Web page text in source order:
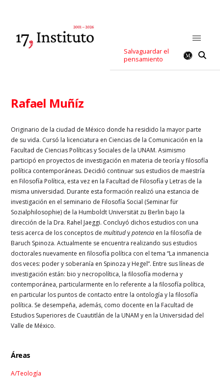
Salvaguardar el
pensamiento
Rafael Muñíz
Originario de la ciudad de México donde ha residido la mayor parte
de su vida. Cursó la licenciatura en Ciencias de la Comunicación en la
Facultad de Ciencias Políticas y Sociales de la UNAM. Asimismo
participó en proyectos de investigación en materia de teoría y filosofía
política contemporáneas. Decidió continuar sus estudios de maestría
en Filosofía Política, esta vez en la Facultad de Filosofía y Letras de la
misma universidad. Durante esta formación realizó una estancia de
investigación en el seminario de Filosofía Social (Seminar für
Sozialphilosophie) de la Humboldt Universität zu Berlin bajo la
dirección de la Dra. Rahel Jaeggi. Concluyó dichos estudios con una
tesis acerca de los conceptos demultitudypotencia en la filosofía de
Baruch Spinoza. Actualmente se encuentra realizando sus estudios
doctorales nuevamente en filosofía política con el tema “La inmanencia
dos veces: poder y soberanía en Spinoza y Hegel”. Entre sus líneas de
investigación están: bio y necropolítica, la filosofía moderna y
contemporánea, particularmente en lo referente a la filosofía política,
en particular los puntos de contacto entre la ontología y la filosofía
política. Se desempeña, además, como docente en la Facultad de
Estudios Superiores de Cuautitlán de la UNAM y en la Universidad del
Valle de México.
Áreas
A/Teología